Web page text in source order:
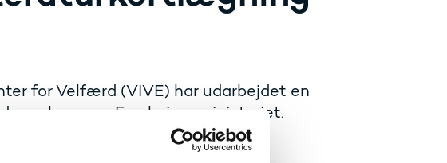
for Velfærd (VIVE) har udarbejdet en
og Forskningsministeriet.